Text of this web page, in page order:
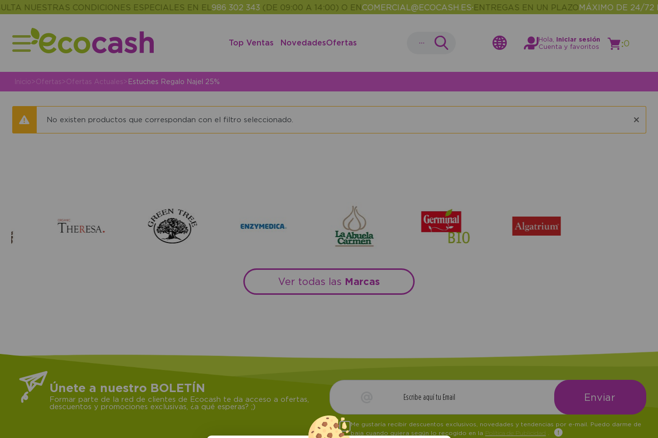
NUESTRAS CONDICIONES ESPECIALES EN EL986 302 343 (DE 09:00 A 14:00) O ENCOMERCIAL@ECOCASH.ES• ENTREGAS EN UN PLAZOMÁXIMO DE 24/72
Top Ventas NovedadesOfertas ... Hola,
Iniciar sesión
Cuenta y favoritos
:0
Inicio> Ofertas> Ofertas Actuales> Estuches Regalo Najel 25%
No existen productos que correspondan con el filtro seleccionado.
Ver todas las Marcas
Únete a nuestro BOLETÍN
Formar parte de la red de clientes de Ecocash te da acceso a ofertas,
descuentos y promociones exclusivas, ¿a qué esperas? ;)
Me gustaría recibir descuentos exclusivos, novedades y tendencias por e-mail. Puedo darme de
baja cuando quiera según lo recogido en la Política de Publicidad